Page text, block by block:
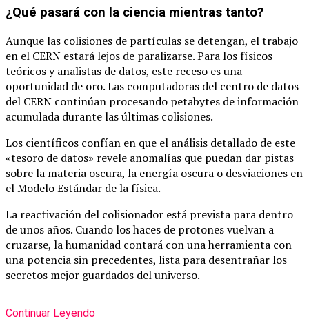
¿Qué pasará con la ciencia mientras tanto?
Aunque las colisiones de partículas se detengan, el trabajo
en el CERN estará lejos de paralizarse. Para los físicos
teóricos y analistas de datos, este receso es una
oportunidad de oro. Las computadoras del centro de datos
del CERN continúan procesando petabytes de información
acumulada durante las últimas colisiones.
Los científicos confían en que el análisis detallado de este
«tesoro de datos» revele anomalías que puedan dar pistas
sobre la materia oscura, la energía oscura o desviaciones en
el Modelo Estándar de la física.
La reactivación del colisionador está prevista para dentro
de unos años. Cuando los haces de protones vuelvan a
cruzarse, la humanidad contará con una herramienta con
una potencia sin precedentes, lista para desentrañar los
secretos mejor guardados del universo.
Continuar Leyendo